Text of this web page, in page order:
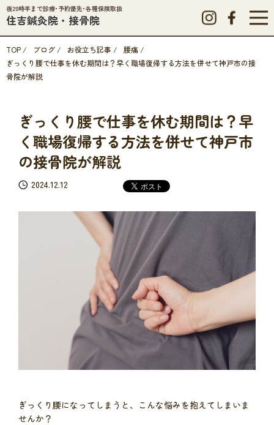
夜20時半まで診療･予約優先･各種保険取扱
住吉鍼灸院・接骨院
TOP / ブログ / お役立ち記事 / 腰痛 /
ぎっくり腰で仕事を休む期間は？早く職場復帰する方法を併せて神戸市の接
骨院が解説
ぎっくり腰で仕事を休む期間は？早
く職場復帰する方法を併せて神戸市
の接骨院が解説
2024.12.12
ぎっくり腰になってしまうと、こんな悩みを抱えてしまいま
せんか？